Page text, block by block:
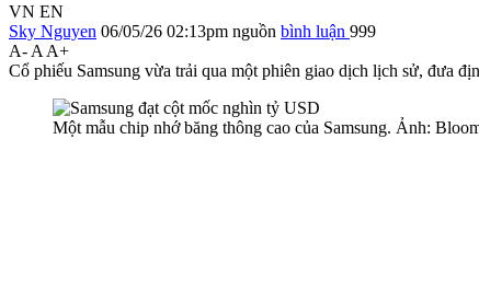
VN EN
Sky Nguyen 06/05/26 02:13pm nguồn bình luận 999
A- A A+
Cổ phiếu Samsung vừa trải qua một phiên giao dịch lịch sử, đưa
Một mẫu chip nhớ băng thông cao của Samsung. Ảnh: